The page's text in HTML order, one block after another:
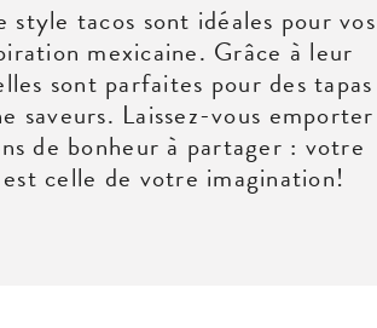
style tacos sont idéales pour vos
mexicaine. Grâce à leur
sont parfaites pour des tapas
saveurs. Laissez-vous emporter
de bonheur à partager : votre
celle de votre imagination!